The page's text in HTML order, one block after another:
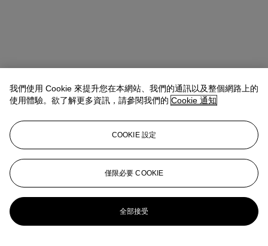
Winsy Tsang（曾慧思）SVP, Head of Department, Asia Pacific
查閱狀況報告或聯絡我們查詢更多拍品資料
wtsang@christies.com
登入
瀏覽狀況報告
更多來自 典雅傳承: 手袋及配飾
我們使用 Cookie 來提升您在本網站、我們的通訊以及整個網路上的
使用體驗。欲了解更多資訊，請參閱我們的 Cookie 通知
COOKIE 設定
僅限必要 COOKIE
全部接受